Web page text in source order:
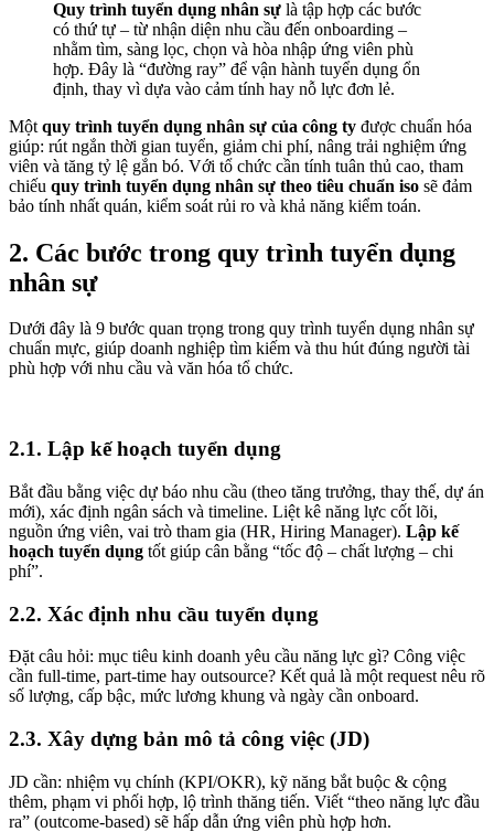
Quy trình tuyển dụng nhân sự là tập hợp các bước
có thứ tự – từ nhận diện nhu cầu đến onboarding –
nhằm tìm, sàng lọc, chọn và hòa nhập ứng viên phù
hợp. Đây là “đường ray” để vận hành tuyển dụng ổn
định, thay vì dựa vào cảm tính hay nỗ lực đơn lẻ.
Một quy trình tuyển dụng nhân sự của công ty được chuẩn hóa
giúp: rút ngắn thời gian tuyển, giảm chi phí, nâng trải nghiệm ứng
viên và tăng tỷ lệ gắn bó. Với tổ chức cần tính tuân thủ cao, tham
chiếu quy trình tuyển dụng nhân sự theo tiêu chuẩn iso sẽ đảm
bảo tính nhất quán, kiểm soát rủi ro và khả năng kiểm toán.
2. Các bước trong quy trình tuyển dụng
nhân sự
Dưới đây là 9 bước quan trọng trong quy trình tuyển dụng nhân sự
chuẩn mực, giúp doanh nghiệp tìm kiếm và thu hút đúng người tài
phù hợp với nhu cầu và văn hóa tổ chức.
2.1. Lập kế hoạch tuyển dụng
Bắt đầu bằng việc dự báo nhu cầu (theo tăng trưởng, thay thế, dự án
mới), xác định ngân sách và timeline. Liệt kê năng lực cốt lõi,
nguồn ứng viên, vai trò tham gia (HR, Hiring Manager). Lập kế
hoạch tuyển dụng tốt giúp cân bằng “tốc độ – chất lượng – chi
phí”.
2.2. Xác định nhu cầu tuyển dụng
Đặt câu hỏi: mục tiêu kinh doanh yêu cầu năng lực gì? Công việc
cần full-time, part-time hay outsource? Kết quả là một request nêu rõ
số lượng, cấp bậc, mức lương khung và ngày cần onboard.
2.3. Xây dựng bản mô tả công việc (JD)
JD cần: nhiệm vụ chính (KPI/OKR), kỹ năng bắt buộc & cộng
thêm, phạm vi phối hợp, lộ trình thăng tiến. Viết “theo năng lực đầu
ra” (outcome-based) sẽ hấp dẫn ứng viên phù hợp hơn.